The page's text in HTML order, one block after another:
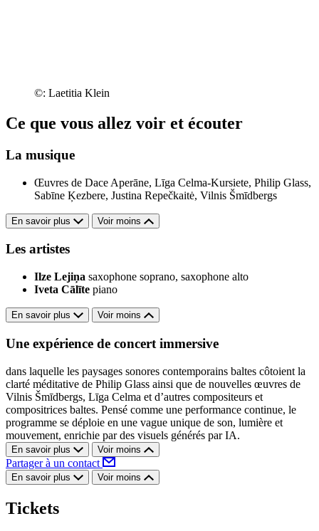
©: Laetitia Klein
Ce que vous allez voir et écouter
La musique
Œuvres de Dace Aperāne, Līga Celma-Kursiete, Philip Glass,
Sabīne Ķezbere, Justina Repečkaitė, Vilnis Šmīdbergs
En savoir plus Voir moins
Les artistes
Ilze Lejiņa saxophone soprano, saxophone alto
Iveta Cālīte piano
En savoir plus Voir moins
Une expérience de concert immersive
dans laquelle les paysages sonores contemporains baltes côtoient la
clarté méditative de Philip Glass ainsi que de nouvelles œuvres de
Vilnis Šmīdbergs, Līga Celma et d’autres compositeurs et
compositrices baltes. Pensé comme une performance continue, le
programme se déploie en une vague unique de son, lumière et
mouvement, enrichie par des visuels générés par IA.
En savoir plus Voir moins
Partager à un contact
En savoir plus Voir moins
Tickets